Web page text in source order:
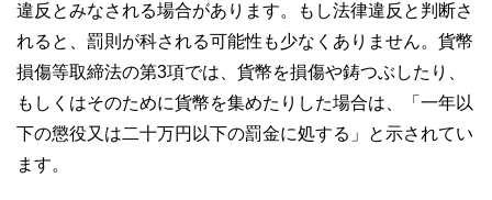
違反とみなされる場合があります。もし法律違反と判断さ
れると、罰則が科される可能性も少なくありません。貨幣
損傷等取締法の第3項では、貨幣を損傷や鋳つぶしたり、
もしくはそのために貨幣を集めたりした場合は、「一年以
下の懲役又は二十万円以下の罰金に処する」と示されてい
ます。